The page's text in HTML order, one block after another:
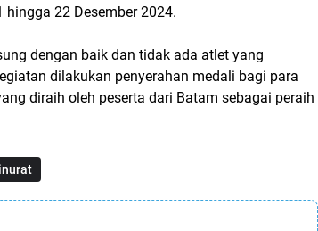
22 Desember 2024.
dengan baik dan tidak ada atlet yang
dilakukan penyerahan medali bagi para
diraih oleh peserta dari Batam sebagai peraih